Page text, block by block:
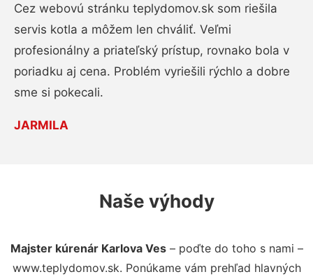
Cez webovú stránku teplydomov.sk som riešila
servis kotla a môžem len chváliť. Veľmi
profesionálny a priateľský prístup, rovnako bola v
poriadku aj cena. Problém vyriešili rýchlo a dobre
sme si pokecali.
JARMILA
Naše výhody
Majster kúrenár Karlova Ves– poďte do toho s nami –
www.teplydomov.sk. Ponúkame vám prehľad hlavných